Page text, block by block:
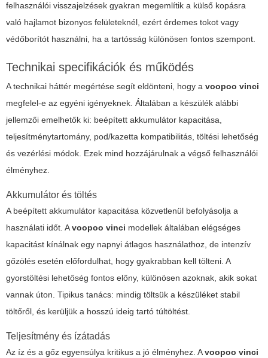
felhasználói visszajelzések gyakran megemlítik a külső kopásra
való hajlamot bizonyos felületeknél, ezért érdemes tokot vagy
védőborítót használni, ha a tartósság különösen fontos szempont.
Technikai specifikációk és működés
A technikai háttér megértése segít eldönteni, hogy a voopoo vinci
megfelel-e az egyéni igényeknek. Általában a készülék alábbi
jellemzői emelhetők ki: beépített akkumulátor kapacitása,
teljesítménytartomány, pod/kazetta kompatibilitás, töltési lehetőség
és vezérlési módok. Ezek mind hozzájárulnak a végső felhasználói
élményhez.
Akkumulátor és töltés
A beépített akkumulátor kapacitása közvetlenül befolyásolja a
használati időt. Avoopoo vinci modellek általában elégséges
kapacitást kínálnak egy napnyi átlagos használathoz, de intenzív
gőzölés esetén előfordulhat, hogy gyakrabban kell tölteni. A
gyorstöltési lehetőség fontos előny, különösen azoknak, akik sokat
vannak úton. Tipikus tanács: mindig töltsük a készüléket stabil
töltőről, és kerüljük a hosszú ideig tartó túltöltést.
Teljesítmény és ízátadás
Az íz és a gőz egyensúlya kritikus a jó élményhez. Avoopoo vinci